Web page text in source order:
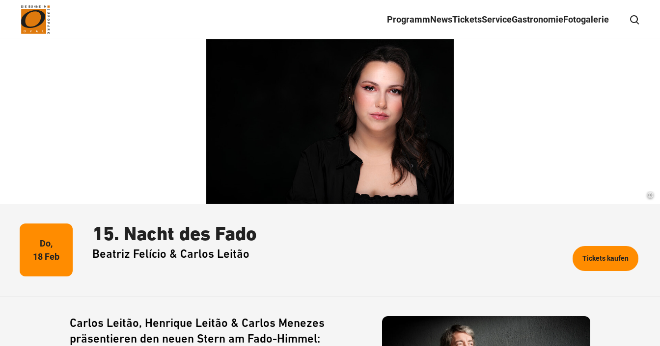
ProgrammNewsTicketsServiceGastronomieFotogalerie
©
Do,
18 Feb
15. Nacht des Fado
Beatriz Felício & Carlos Leitão Tickets kaufen
Carlos Leitão, Henrique Leitão & Carlos Menezes
präsentieren den neuen Stern am Fado-Himmel: